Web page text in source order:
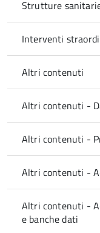
Strutture
Interventi
Altri contenuti
Altri contenuti -
Altri contenuti -
Altri contenuti -
Altri contenuti -
e banche dati